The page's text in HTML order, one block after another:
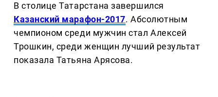
В столице Татарстана завершился
Казанский марафон-2017. Абсолютным
чемпионом среди мужчин стал Алексей
Трошкин, среди женщин лучший результат
показала Татьяна Арясова.